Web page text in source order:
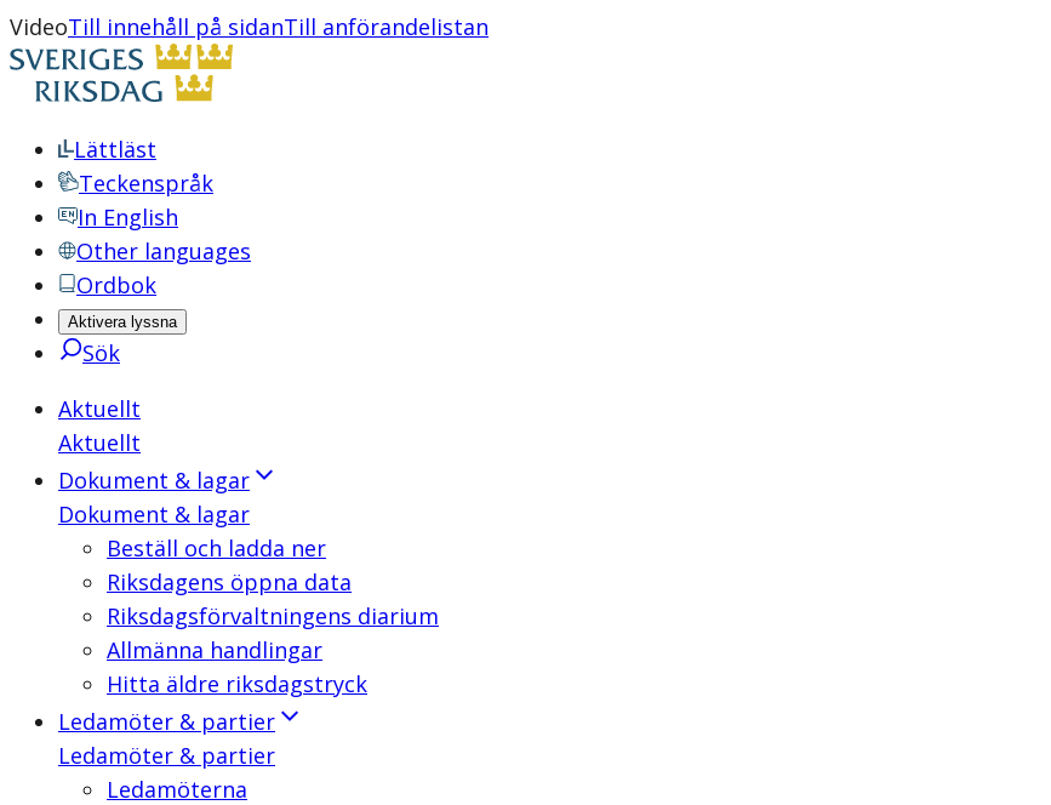
VideoTill innehåll på sidanTill anförandelistan
Lättläst
Teckenspråk
In English
Other languages
Ordbok
Aktivera lyssna
Sök
Aktuellt
Aktuellt
Dokument & lagar
Dokument & lagar
Beställ och ladda ner
Riksdagens öppna data
Riksdagsförvaltningens diarium
Allmänna handlingar
Hitta äldre riksdagstryck
Ledamöter & partier
Ledamöter & partier
Ledamöterna